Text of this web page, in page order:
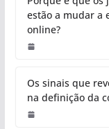
estão a mudar a
online?
Os sinais que
na definição da